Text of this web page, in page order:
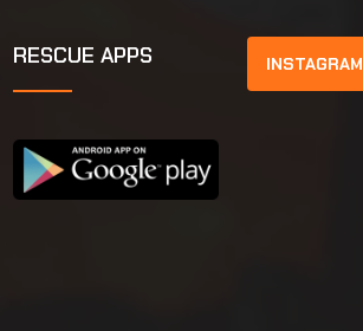
RESCUE APPS INSTAGRAM